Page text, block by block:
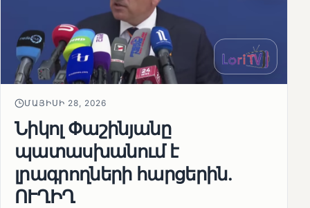
ՄԱՅԻՍԻ 28, 2026
Նիկոլ Փաշինյանը
պատասխանում է
լրագրողների հարցերին․
ՈՒՂԻՂ